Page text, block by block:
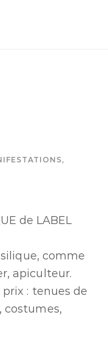
,
de LABEL
comme
apiculteur.
: tenues de
costumes,